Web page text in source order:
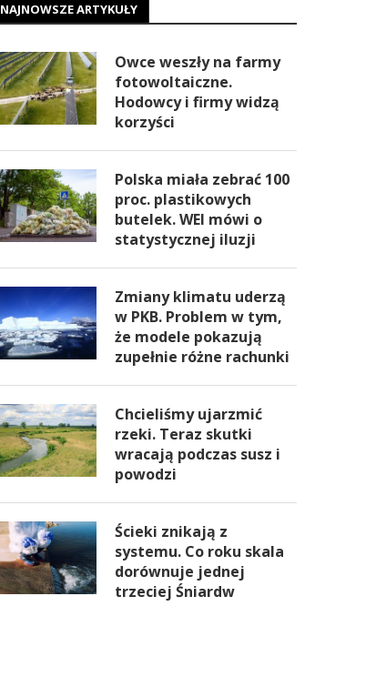
NAJNOWSZE ARTYKUŁY
Owce weszły na farmy
fotowoltaiczne.
Hodowcy i firmy widzą
korzyści
Polska miała zebrać 100
proc. plastikowych
butelek. WEI mówi o
statystycznej iluzji
Zmiany klimatu uderzą
w PKB. Problem w tym,
że modele pokazują
zupełnie różne rachunki
Chcieliśmy ujarzmić
rzeki. Teraz skutki
wracają podczas susz i
powodzi
Ścieki znikają z
systemu. Co roku skala
dorównuje jednej
trzeciej Śniardw